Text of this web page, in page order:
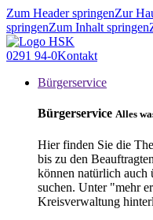
Zum Header springenZur
springenZum Inhalt springen
0291 94-0Kontakt
Bürgerservice
Bürgerservice Alles
Hier finden Sie die
bis zu den
können natürlich auch
suchen. Unter "mehr
Kreisverwaltung